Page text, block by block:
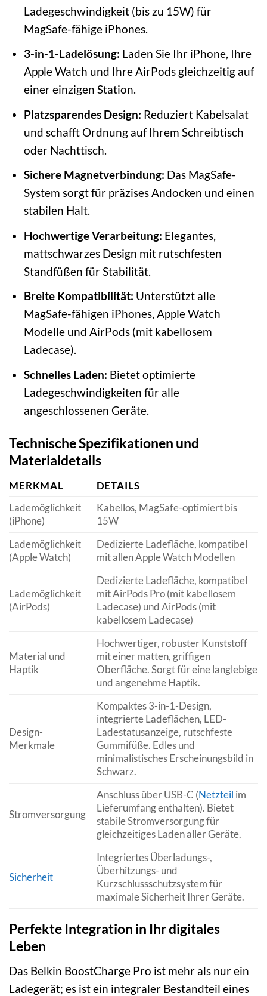
Ladegeschwindigkeit (bis zu 15W) für
MagSafe-fähige iPhones.
3-in-1-Ladelösung: Laden Sie Ihr iPhone, Ihre
Apple Watch und Ihre AirPods gleichzeitig auf
einer einzigen Station.
Platzsparendes Design: Reduziert Kabelsalat
und schafft Ordnung auf Ihrem Schreibtisch
oder Nachttisch.
Sichere Magnetverbindung: Das MagSafe-
System sorgt für präzises Andocken und einen
stabilen Halt.
Hochwertige Verarbeitung: Elegantes,
mattschwarzes Design mit rutschfesten
Standfüßen für Stabilität.
Breite Kompatibilität: Unterstützt alle
MagSafe-fähigen iPhones, Apple Watch
Modelle und AirPods (mit kabellosem
Ladecase).
Schnelles Laden: Bietet optimierte
Ladegeschwindigkeiten für alle
angeschlossenen Geräte.
Technische Spezifikationen und
Materialdetails
MERKMAL
DETAILS
Lademöglichkeit
(iPhone)
Kabellos, MagSafe-optimiert bis
15W
Lademöglichkeit
(Apple Watch)
Dedizierte Ladefläche, kompatibel
mit allen Apple Watch Modellen
Lademöglichkeit
(AirPods)
Dedizierte Ladefläche, kompatibel
mit AirPods Pro (mit kabellosem
Ladecase) und AirPods (mit
kabellosem Ladecase)
Material und
Haptik
Hochwertiger, robuster Kunststoff
mit einer matten, griffigen
Oberfläche. Sorgt für eine langlebige
und angenehme Haptik.
Design-
Merkmale
Kompaktes 3-in-1-Design,
integrierte Ladeflächen, LED-
Ladestatusanzeige, rutschfeste
Gummifüße. Edles und
minimalistisches Erscheinungsbild in
Schwarz.
Stromversorgung
Anschluss über USB-C (Netzteil im
Lieferumfang enthalten). Bietet
stabile Stromversorgung für
gleichzeitiges Laden aller Geräte.
Sicherheit
Integriertes Überladungs-,
Überhitzungs- und
Kurzschlussschutzsystem für
maximale Sicherheit Ihrer Geräte.
Perfekte Integration in Ihr digitales
Leben
Das Belkin BoostCharge Pro ist mehr als nur ein
Ladegerät; es ist ein integraler Bestandteil eines